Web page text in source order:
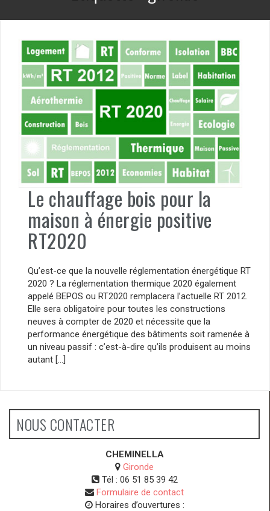
Le chauffage bois pour la
maison à énergie positive
RT2020
Qu’est-ce que la nouvelle réglementation énergétique RT
2020 ? La réglementation thermique 2020 également
appelé BEPOS ou RT2020 remplacera l’actuelle RT 2012.
Elle sera obligatoire pour toutes les constructions
neuves à compter de 2020 et nécessite que la
performance énergétique des bâtiments soit ramenée à
un niveau passif : c’est-à-dire qu’ils produisent au moins
autant […]
NOUS CONTACTER
CHEMINELLA
Gironde
Tél : 06 51 85 39 42
Formulaire de contact
Horaires d’ouvertures :